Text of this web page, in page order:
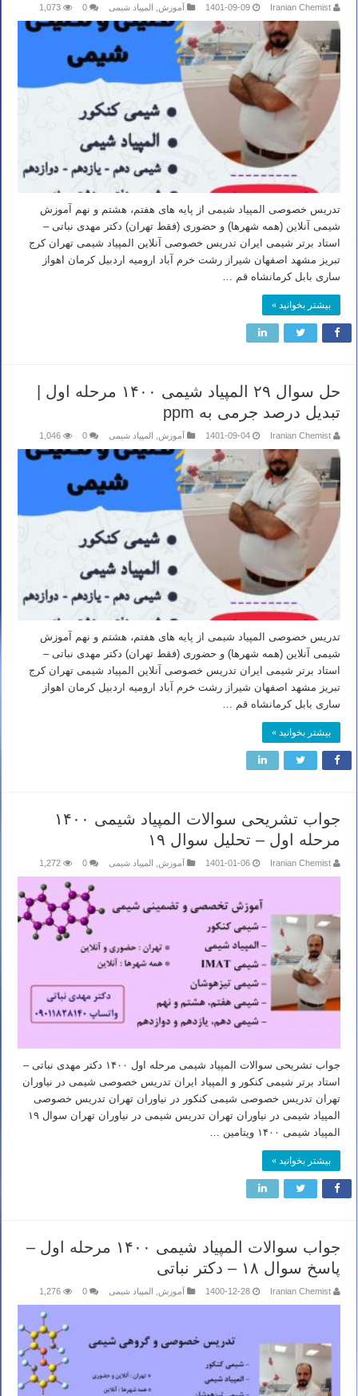
Iranian Chemist
1401-09-09 آموزش المپیاد شیمی 0
1,073
تدریس خصوصی المپیاد شیمی از پایه های هفتم، هشتم و نهم آموزش
شیمی آنلاین (همه شهرها) و حضوری (فقط تهران) دکتر مهدی نباتی –
استاد برتر شیمی ایران تدریس خصوصی آنلاین المپیاد شیمی تهران کرج
تبریز مشهد اصفهان شیراز رشت خرم آباد ارومیه اردبیل کرمان اهواز
ساری بابل کرمانشاه قم …
بیشتر بخوانید »
حل سوال ۲۹ المپیاد شیمی ۱۴۰۰ مرحله اول |
تبدیل درصد جرمی به ppm
Iranian Chemist
1401-09-04 آموزش المپیاد شیمی 0
1,046
تدریس خصوصی المپیاد شیمی از پایه های هفتم، هشتم و نهم آموزش
شیمی آنلاین (همه شهرها) و حضوری (فقط تهران) دکتر مهدی نباتی –
استاد برتر شیمی ایران تدریس خصوصی آنلاین المپیاد شیمی تهران کرج
تبریز مشهد اصفهان شیراز رشت خرم آباد ارومیه اردبیل کرمان اهواز
ساری بابل کرمانشاه قم …
بیشتر بخوانید »
جواب تشریحی سوالات المپیاد شیمی ۱۴۰۰
مرحله اول – تحلیل سوال ۱۹
Iranian Chemist
1401-01-06 آموزش المپیاد شیمی 0
1,272
جواب تشریحی سوالات المپیاد شیمی مرحله اول ۱۴۰۰ دکتر مهدی نباتی –
استاد برتر شیمی کنکور و المپیاد ایران تدریس خصوصی شیمی در نیاوران
تهران تدریس خصوصی شیمی کنکور در نیاوران تهران تدریس خصوصی
المپیاد شیمی در نیاوران تهران تدریس شیمی در نیاوران تهران سوال ۱۹
المپیاد شیمی ۱۴۰۰ ویتامین …
بیشتر بخوانید »
جواب سوالات المپیاد شیمی ۱۴۰۰ مرحله اول –
پاسخ سوال ۱۸ – دکتر نباتی
Iranian Chemist
1400-12-28 آموزش المپیاد شیمی 0
1,276